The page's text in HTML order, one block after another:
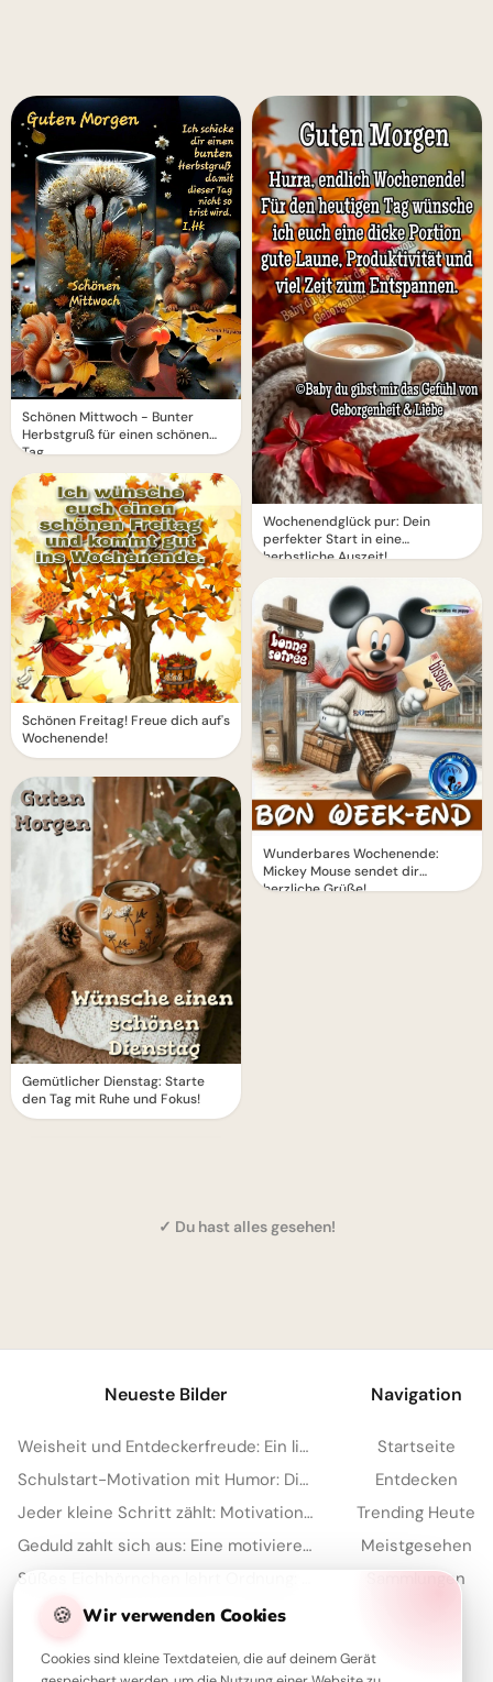
Schönen Mittwoch - Bunter
Herbstgruß für einen schönen
Tag
Schönen Freitag! Freue dich auf's
Wochenende!
Gemütlicher Dienstag: Starte
den Tag mit Ruhe und Fokus!
Wochenendglück pur: Dein
perfekter Start in eine
herbstliche Auszeit!
Wunderbares Wochenende:
Mickey Mouse sendet dir
herzliche Grüße!
✓ Du hast alles gesehen!
🍪 Wir verwenden Cookies
Cookies sind kleine Textdateien, die auf deinem Gerät
Neueste Bilder
Weisheit und Entdeckerfreude: Ein liebevoller Schulstart-Gruß für YouTube
Schulstart-Motivation mit Humor: Die besten Sprüche für TikTok
Jeder kleine Schritt zählt: Motivation für den Schulstart auf Instagram.
Geduld zahlt sich aus: Eine motivierende Schulweisheit für dein Pinterest Board
Navigation
Startseite
Entdecken
Trending Heute
Meistgesehen
Sammlungen